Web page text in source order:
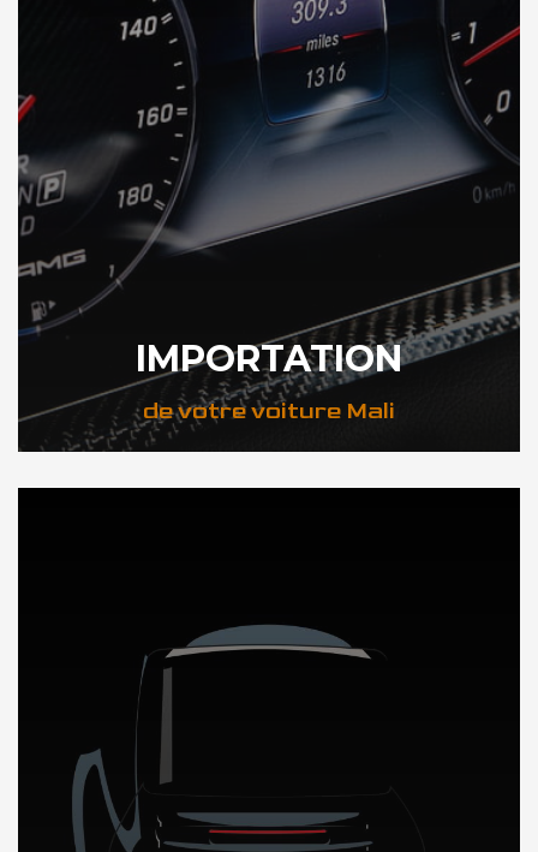
IMPORTATION
de votre voiture Mali
DÉCOUVREZ NOTRE IMPORTATION AUTO au Mali